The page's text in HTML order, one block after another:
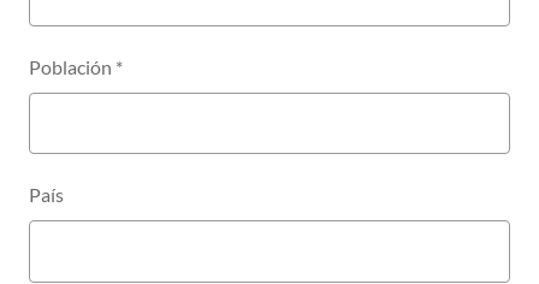
Población *
País